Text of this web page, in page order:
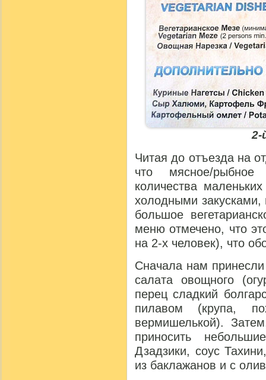
2-
Читая до отъезда на
что мясное/
количества
холодными
большое
меню отмечено, что
на 2-х человек), что
Сначала нам
салата овощного
перец сладкий
пилавом (крупа,
вермишелькой).
приносить
Дзадзики, соус
из баклажанов и с